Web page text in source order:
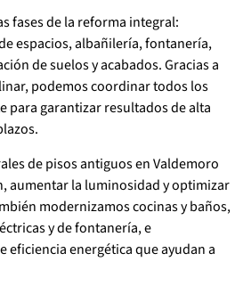
fases de la reforma integral:
espacios, albañilería, fontanería,
de suelos y acabados. Gracias a
podemos coordinar todos los
para garantizar resultados de alta
de pisos antiguos en Valdemoro
aumentar la luminosidad y optimizar
modernizamos cocinas y baños,
y de fontanería, e
eficiencia energética que ayudan a